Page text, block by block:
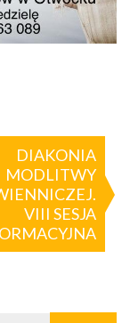
DIAKONIA
MODLITWY
VIII SESJA